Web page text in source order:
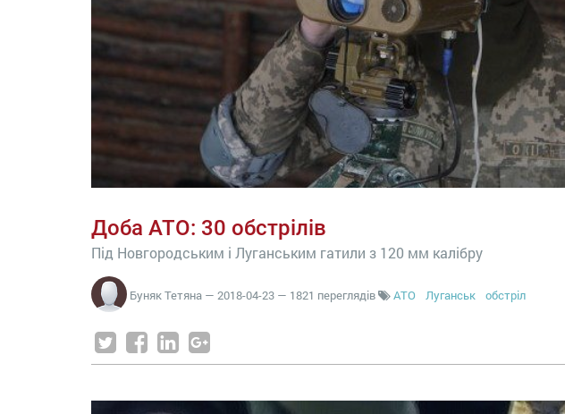
Доба АТО: 30 обстрілів
Під Новгородським і Луганським гатили з 120 мм калібру
Буняк Тетяна — 2018-04-23 — 1821 переглядів АТО Луганськ обстріл